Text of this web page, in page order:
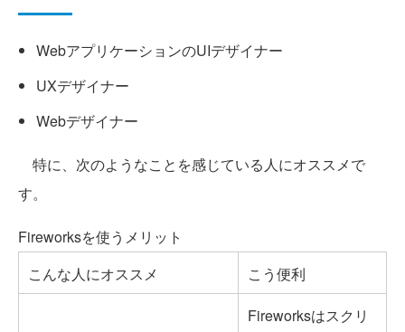
WebアプリケーションのUIデザイナー
UXデザイナー
Webデザイナー
特に、次のようなことを感じている人にオススメで
す。
Fireworksを使うメリット
こんな人にオススメ
こう便利
Fireworksはスクリ